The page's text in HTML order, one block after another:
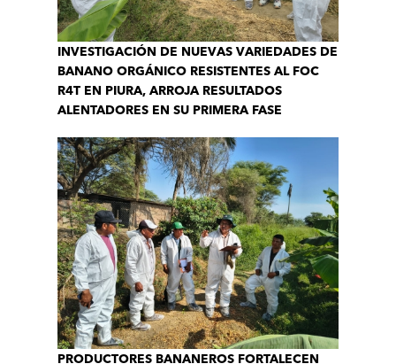
INVESTIGACIÓN DE NUEVAS VARIEDADES DE
BANANO ORGÁNICO RESISTENTES AL FOC
R4T EN PIURA, ARROJA RESULTADOS
ALENTADORES EN SU PRIMERA FASE
PRODUCTORES BANANEROS FORTALECEN